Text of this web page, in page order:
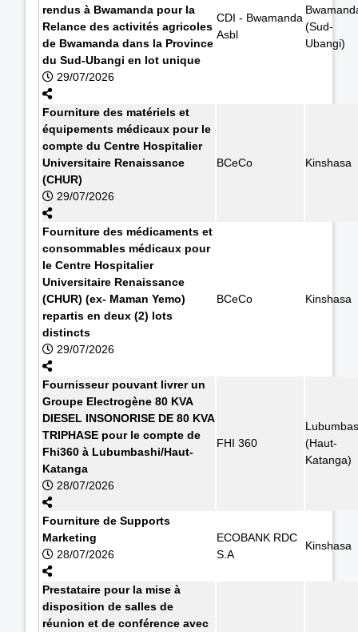
rendus à Bwamanda pour la
Relance des activités agricoles
de Bwamanda dans la Province
du Sud-Ubangi en lot unique
29/07/2026
CDI - Bwamanda
Asbl
(Sud-
Ubangi)
Fourniture des matériels et
équipements médicaux pour le
compte du Centre Hospitalier
Universitaire Renaissance
(CHUR)
29/07/2026
BCeCo Kinshasa
Fourniture des médicaments et
consommables médicaux pour
le Centre Hospitalier
Universitaire Renaissance
(CHUR) (ex- Maman Yemo)
repartis en deux (2) lots
distincts
29/07/2026
BCeCo Kinshasa
Fournisseur pouvant livrer un
Groupe Electrogène 80 KVA
DIESEL INSONORISE DE 80 KVA
TRIPHASE pour le compte de
Fhi360 à Lubumbashi/Haut-
Katanga
28/07/2026
FHI 360
(Haut-
Katanga)
Fourniture de Supports
Marketing
28/07/2026
ECOBANK RDC
S.A
Kinshasa
Prestataire pour la mise à
disposition de salles de
réunion et de conférence avec